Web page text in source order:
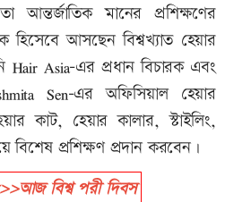
মানের প্রশিক্ষণের
হিসেবে আসছেন বিশ্বখ্যাত হেয়ার
Hair Asia-এর প্রধান বিচারক এবং
Sen-এর অফিসিয়াল হেয়ার
কাট, হেয়ার কালার, স্টাইলিং,
বিশেষ প্রশিক্ষণ প্রদান করবেন।
বিশ্ব পরী দিবস